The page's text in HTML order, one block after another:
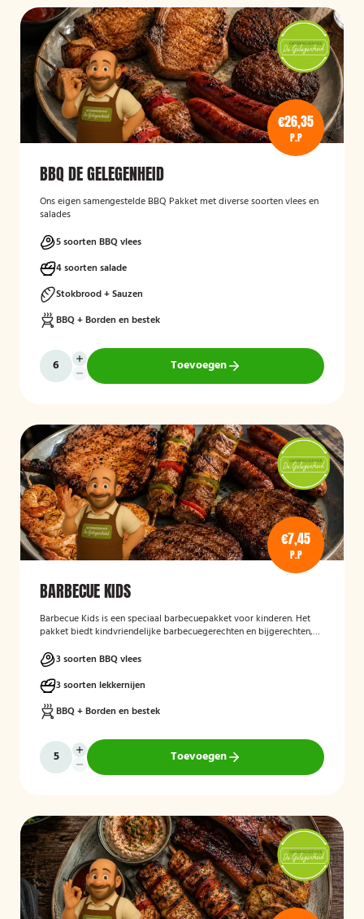
€26,35
P.P
BBQ DE GELEGENHEID
Ons eigen samengestelde BBQ Pakket met diverse soorten vlees en
salades
5 soorten BBQ vlees
4 soorten salade
Stokbrood + Sauzen
BBQ + Borden en bestek
Toevoegen
€7,45
P.P
BARBECUE KIDS
Barbecue Kids is een speciaal barbecuepakket voor kinderen. Het
pakket biedt kindvriendelijke barbecuegerechten en bijgerechten,
BBQ-ervaring tijdens een feest, familiedag of andere gelegenheid.
3 soorten BBQ vlees
3 soorten lekkernijen
BBQ + Borden en bestek
Toevoegen